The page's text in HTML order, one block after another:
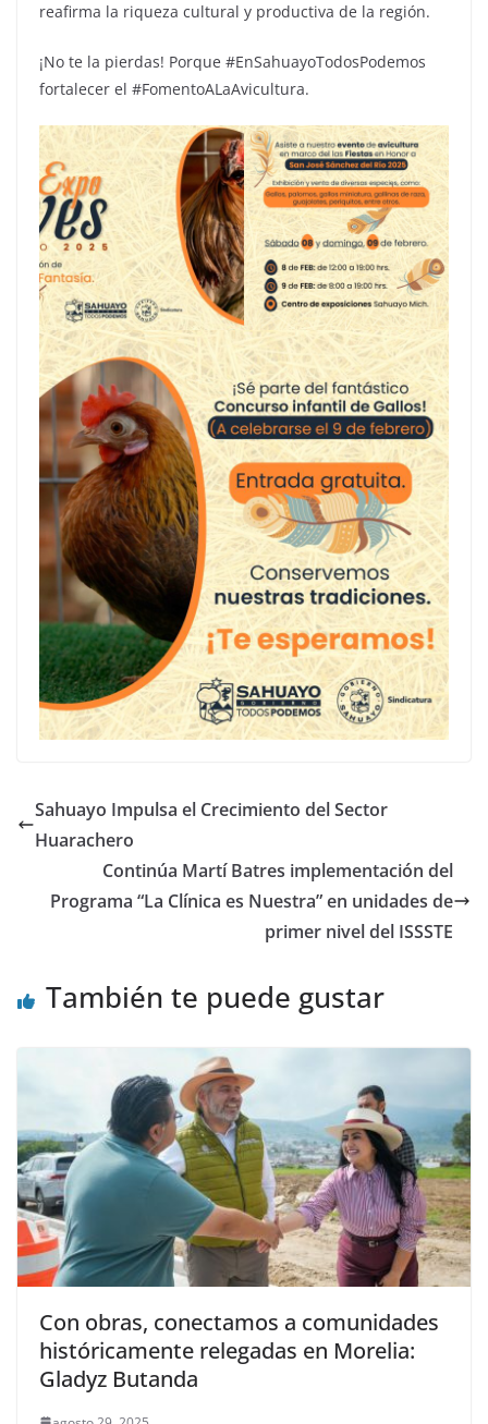
reafirma la riqueza cultural y productiva de la región.
¡No te la pierdas! Porque #EnSahuayoTodosPodemos
fortalecer el #FomentoALaAvicultura.
Sahuayo Impulsa el Crecimiento del Sector
Huarachero
Continúa Martí Batres implementación del
Programa “La Clínica es Nuestra” en unidades de
primer nivel del ISSSTE
También te puede gustar
Con obras, conectamos a comunidades
históricamente relegadas en Morelia:
Gladyz Butanda